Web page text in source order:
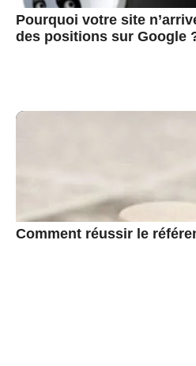
Pourquoi votre site
des positions sur Google
Comment réussir le